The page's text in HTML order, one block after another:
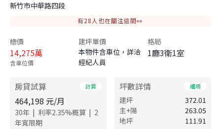
新竹市中華路四段
有28 人也在關注這間👀
總價
14,275萬
含車位價
建坪單價
本物件含車位，詳洽
經紀人員
格局
1廳3衛1室
房貸試算 計算
464,198 元/月
30年 | 利率2.35%概算 | 2
年寬限期
坪數詳情 細項
建坪
372.01
主+陽
263.05
地坪
111.91